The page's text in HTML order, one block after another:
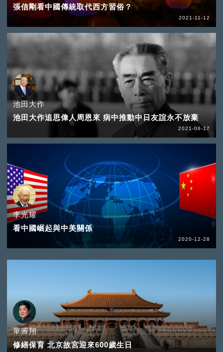
張信剛看中國傳統取代西方習俗？
2021-11-12
池田大作
池田大作追思偉人周恩來 病中推動中日友誼永不放棄
2021-06-17
李光耀
看中國崛起與中美關係
2020-12-28
單霽翔
修繕保育 北京故宮迎來600歲生日